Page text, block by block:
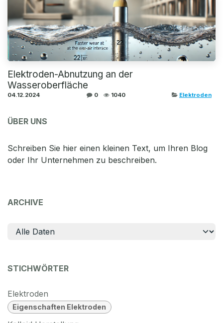
Elektroden-Abnutzung an der
Wasseroberfläche
04.12.2024 0 1040 Elektroden
ÜBER UNS
Schreiben Sie hier einen kleinen Text, um Ihren Blog
oder Ihr Unternehmen zu beschreiben.
ARCHIVE
STICHWÖRTER
Elektroden
Eigenschaften Elektroden